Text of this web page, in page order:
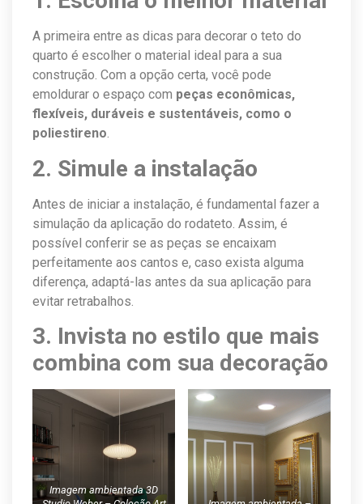
A primeira entre as dicas para decorar o teto do
quarto é escolher o material ideal para a sua
construção. Com a opção certa, você pode
emoldurar o espaço com peças econômicas,
flexíveis, duráveis e sustentáveis, como o
poliestireno.
2. Simule a instalação
Antes de iniciar a instalação, é fundamental fazer a
simulação da aplicação do rodateto. Assim, é
possível conferir se as peças se encaixam
perfeitamente aos cantos e, caso exista alguma
diferença, adaptá-las antes da sua aplicação para
evitar retrabalhos.
3. Invista no estilo que mais
combina com sua decoração
Imagem ambientada 3D